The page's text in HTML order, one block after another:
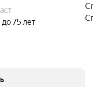
до 75 лет